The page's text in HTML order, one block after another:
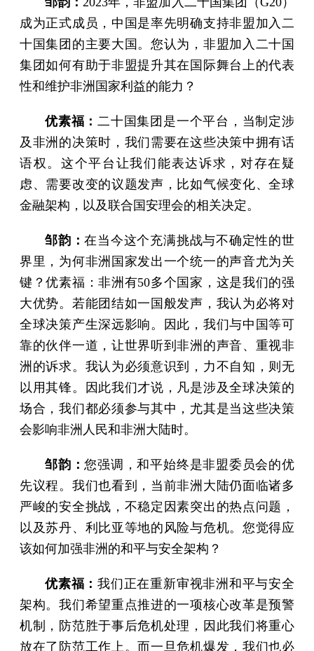
成为正式成员，中国是率先明确支持非盟加入二
十国集团的主要大国。您认为，非盟加入二十国
集团如何有助于非盟提升其在国际舞台上的代表
性和维护非洲国家利益的能力？
优素福： 二十国集团是一个平台，当制定涉
及非洲的决策时，我们需要在这些决策中拥有话
语权。这个平台让我们能表达诉求，对存在疑
虑、需要改变的议题发声，比如气候变化、全球
金融架构，以及联合国安理会的相关决定。
邹韵：在当今这个充满挑战与不确定性的世
界里，为何非洲国家发出一个统一的声音尤为关
键？优素福：非洲有50多个国家，这是我们的强
大优势。若能团结如一国般发声，我认为必将对
全球决策产生深远影响。因此，我们与中国等可
靠的伙伴一道，让世界听到非洲的声音、重视非
洲的诉求。我认为必须意识到，力不自知，则无
以用其锋。因此我们才说，凡是涉及全球决策的
场合，我们都必须参与其中，尤其是当这些决策
会影响非洲人民和非洲大陆时。
邹韵：您强调，和平始终是非盟委员会的优
先议程。我们也看到，当前非洲大陆仍面临诸多
严峻的安全挑战，不稳定因素突出的热点问题，
以及苏丹、利比亚等地的风险与危机。您觉得应
该如何加强非洲的和平与安全架构？
优素福：我们正在重新审视非洲和平与安全
架构。我们希望重点推进的一项核心改革是预警
机制，防范胜于事后危机处理，因此我们将重心
放在了防范工作上。而一旦危机爆发，我们也必